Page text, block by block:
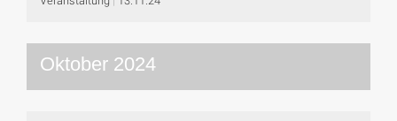
Oktober 2024